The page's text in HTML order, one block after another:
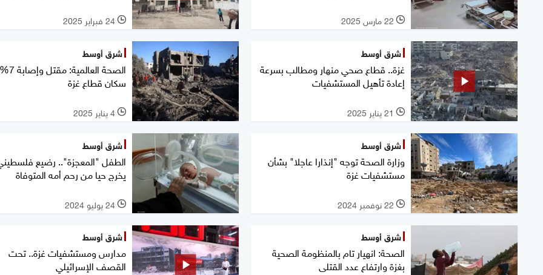
l 22 مارس 2025 l 24 فبراير 2025
شرق أوسط
غزة.. قطاع صحي منهار ومطالب بسرعة
إعادة تأهيل المستشفيات
l 21 يناير 2025
شرق أوسط
الصحة
سكان قطاع غزة
l 4 يناير 2025
شرق أوسط
وزارة الصحة توجه "إنذارا عاجلا" بشأن
مستشفيات غزة
l 22 نوفمبر 2024
شرق أوسط
الطفل "المعجزة".. رضيع
يخرج حيا من رحم أمه المتوفاة
l 24 يوليو 2024
شرق أوسط
الصحة: انهيار تام بالمنظومة الصحية
بغزة وارتفاع عدد القتلى
شرق أوسط
مدارس ومستشفيات غزة.. تحت
القصف الإسرائيلي